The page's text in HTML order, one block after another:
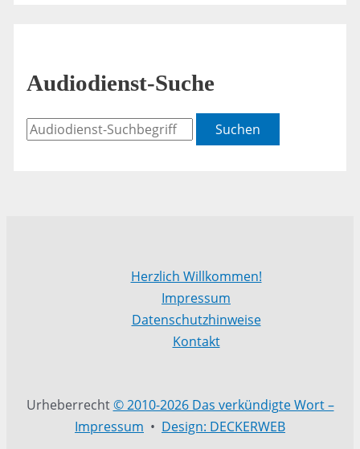
Audiodienst-Suche
Suchen
Herzlich Willkommen!
Impressum
Datenschutzhinweise
Kontakt
Urheberrecht© 2010-2026 Das verkündigte Wort –
Impressum • Design: DECKERWEB